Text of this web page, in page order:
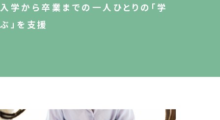
入学から卒業までの一人ひとりの「学
ぶ」を支援